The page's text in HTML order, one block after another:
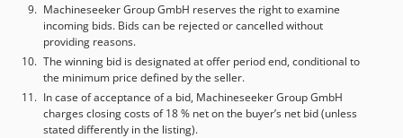
Machineseeker Group GmbH reserves the right to examine
incoming bids. Bids can be rejected or cancelled without
providing reasons.
The winning bid is designated at offer period end, conditional to
the minimum price defined by the seller.
In case of acceptance of a bid, Machineseeker Group GmbH
charges closing costs of 18 % net on the buyer’s net bid (unless
stated differently in the listing).